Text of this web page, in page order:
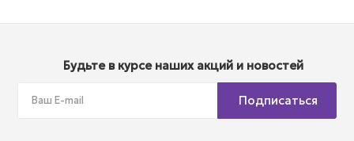
Будьте в курсе наших акций и новостей
Подписаться